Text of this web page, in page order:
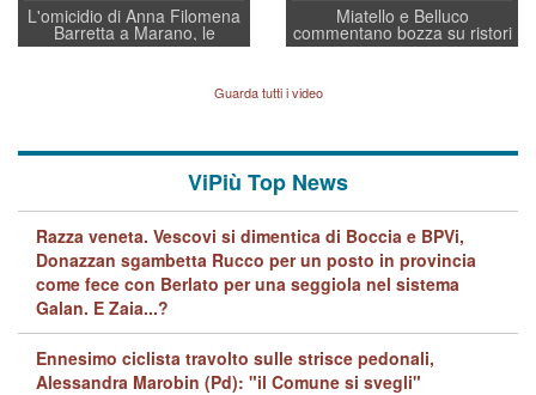
L'omicidio di Anna Filomena
Barretta a Marano, le
indagini dei carabinieri di
quelle di... Barbara D'Urso
Miatello e Belluco
commentano bozza su ristori
BPVi e Veneto Banca
Guarda tutti i video
ViPiù Top News
Razza veneta. Vescovi si dimentica di Boccia e BPVi,
Donazzan sgambetta Rucco per un posto in provincia
come fece con Berlato per una seggiola nel sistema
Galan. E Zaia...?
Ennesimo ciclista travolto sulle strisce pedonali,
Alessandra Marobin (Pd): "il Comune si svegli"